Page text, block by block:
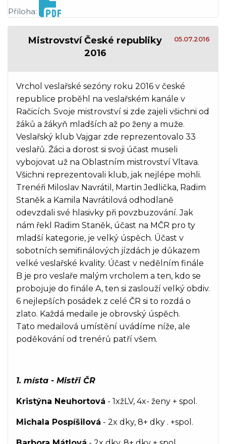
Příloha:
Mistrovství České republiky
2016
05.07.2016
Vrchol veslařské sezóny roku 2016 v české
republice proběhl na veslařském kanále v
Račicích. Svoje mistrovství si zde zajeli všichni od
žáků a žákyň mladších až po ženy a muže.
Veslařský klub Vajgar zde reprezentovalo 33
veslařů. Žáci a dorost si svoji účast museli
vybojovat už na Oblastním mistrovství Vltava.
Všichni reprezentovali klub, jak nejlépe mohli.
Trenéři Miloslav Navrátil, Martin Jedlička, Radim
Staněk a Kamila Navrátilová odhodlaně
odevzdali své hlasivky při povzbuzování. Jak
nám řekl Radim Staněk, účast na MČR pro ty
mladší kategorie, je velký úspěch. Účast v
sobotních semifinálových jízdách je důkazem
velké veslařské kvality. Účast v nedělním finále
B je pro veslaře malým vrcholem a ten, kdo se
probojuje do finále A, ten si zaslouží velký obdiv.
6 nejlepších posádek z celé ČR si to rozdá o
zlato. Každá medaile je obrovský úspěch.
Tato medailová umístění uvádíme níže, ale
poděkování od trenérů patří všem.
1. místa - Mistři ČR
Kristýna Neuhortová - 1xžLV, 4x- ženy + spol.
Michala Pospíšilová - 2x dky, 8+ dky . +spol.